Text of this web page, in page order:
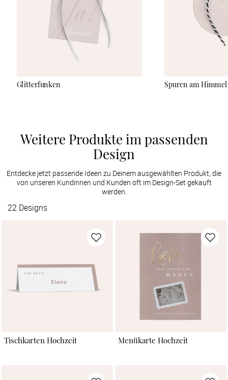
Glitterfunken Spuren am Himmel
Weitere Produkte im passenden
Design
Entdecke jetzt passende Ideen zu Deinem ausgewählten Produkt, die
von unseren Kundinnen und Kunden oft im Design-Set gekauft
werden.
22 Designs
Tischkarten Hochzeit Menükarte Hochzeit